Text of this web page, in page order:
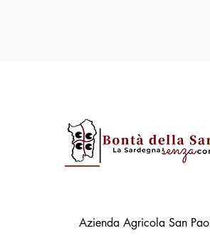
Azienda Agricola San